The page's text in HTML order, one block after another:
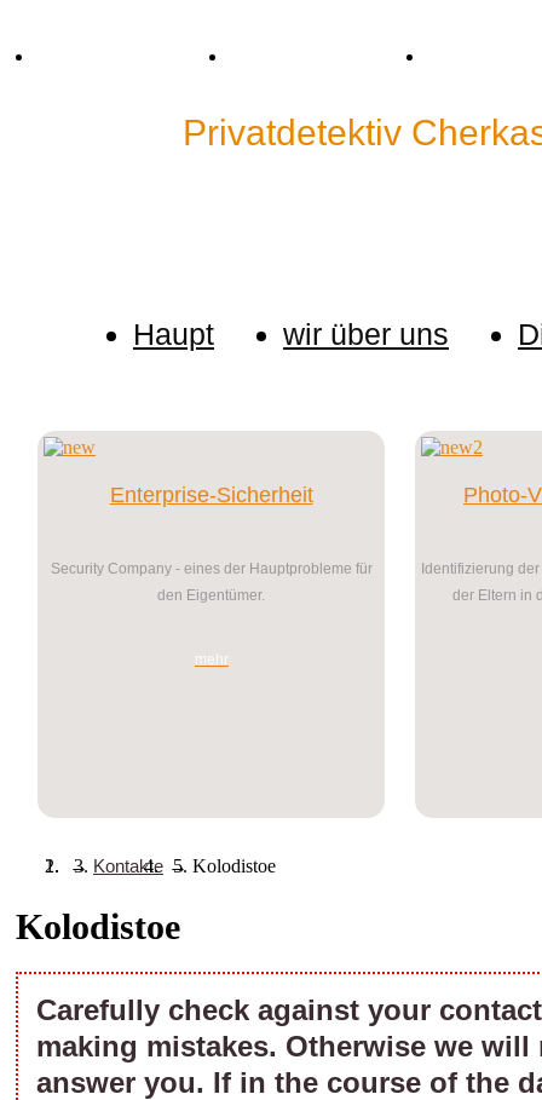
Privatdetektiv
Haupt wir über uns
Enterprise-Sicherheit
Security Company - eines der Hauptprobleme für
den Eigentümer.
mehr
Photo-
Identifizierung
der Eltern in
→ Kontakte → Kolodistoe
Kolodistoe
Carefully check against your
making mistakes. Otherwise we will
answer you. If in the course of the